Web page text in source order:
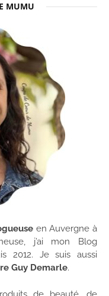
MUMU
en Auvergne à
j’ai mon Blog
2012. Je suis aussi
Guy Demarle.